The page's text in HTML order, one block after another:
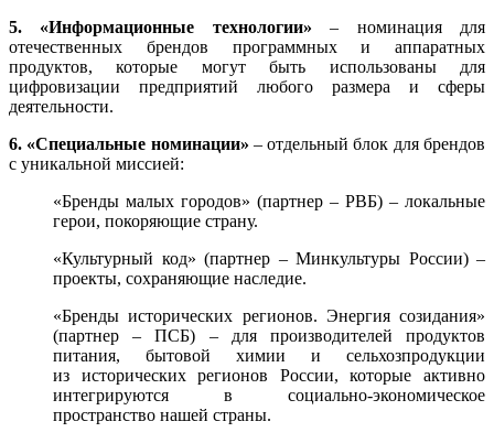
5. «Информационные технологии» – номинация для
отечественных брендов программных и аппаратных
продуктов, которые могут быть использованы для
цифровизации предприятий любого размера и сферы
деятельности.
6. «Специальные номинации» – отдельный блок для брендов
с уникальной миссией:
«Бренды малых городов» (партнер – РВБ) – локальные
герои, покоряющие страну.
«Культурный код» (партнер – Минкультуры России) –
проекты, сохраняющие наследие.
«Бренды исторических регионов. Энергия созидания»
(партнер – ПСБ) – для производителей продуктов
питания, бытовой химии и сельхозпродукции
из исторических регионов России, которые активно
интегрируются в социально-экономическое
пространство нашей страны.